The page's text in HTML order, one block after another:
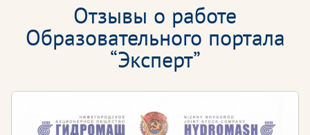
Отзывы о работе
Образовательного портала
“Эксперт”